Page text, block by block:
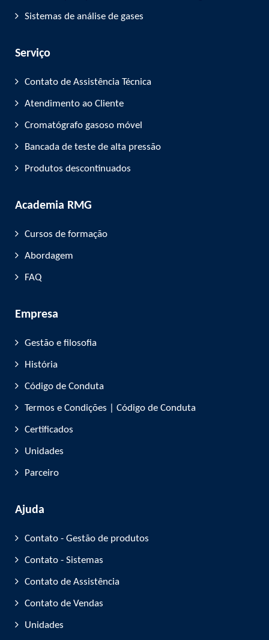
Sistemas de análise de gases
Serviço
Contato de Assistência Técnica
Atendimento ao Cliente
Cromatógrafo gasoso móvel
Bancada de teste de alta pressão
Produtos descontinuados
Academia RMG
Cursos de formação
Abordagem
FAQ
Empresa
Gestão e filosofia
História
Código de Conduta
Termos e Condições | Código de Conduta
Certificados
Unidades
Parceiro
Ajuda
Contato - Gestão de produtos
Contato - Sistemas
Contato de Assistência
Contato de Vendas
Unidades